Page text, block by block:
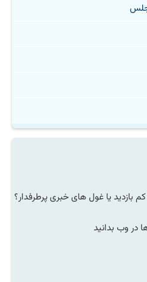
بازدید یا غول های خبری پرطرفدار؟
در وب بدانید